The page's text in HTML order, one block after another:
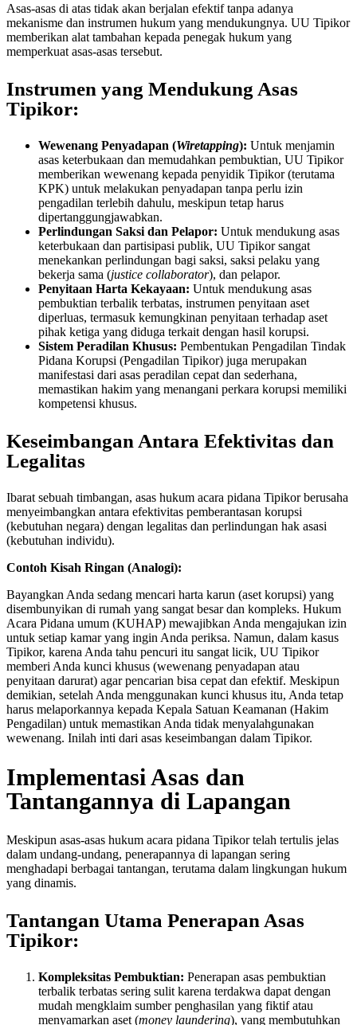
Asas-asas di atas tidak akan berjalan efektif tanpa adanya
mekanisme dan instrumen hukum yang mendukungnya. UU Tipikor
memberikan alat tambahan kepada penegak hukum yang
memperkuat asas-asas tersebut.
Instrumen yang Mendukung Asas
Tipikor:
Wewenang Penyadapan (Wiretapping): Untuk menjamin
asas keterbukaan dan memudahkan pembuktian, UU Tipikor
memberikan wewenang kepada penyidik Tipikor (terutama
KPK) untuk melakukan penyadapan tanpa perlu izin
pengadilan terlebih dahulu, meskipun tetap harus
dipertanggungjawabkan.
Perlindungan Saksi dan Pelapor: Untuk mendukung asas
keterbukaan dan partisipasi publik, UU Tipikor sangat
menekankan perlindungan bagi saksi, saksi pelaku yang
bekerja sama (justice collaborator), dan pelapor.
Penyitaan Harta Kekayaan: Untuk mendukung asas
pembuktian terbalik terbatas, instrumen penyitaan aset
diperluas, termasuk kemungkinan penyitaan terhadap aset
pihak ketiga yang diduga terkait dengan hasil korupsi.
Sistem Peradilan Khusus: Pembentukan Pengadilan Tindak
Pidana Korupsi (Pengadilan Tipikor) juga merupakan
manifestasi dari asas peradilan cepat dan sederhana,
memastikan hakim yang menangani perkara korupsi memiliki
kompetensi khusus.
Keseimbangan Antara Efektivitas dan
Legalitas
Ibarat sebuah timbangan, asas hukum acara pidana Tipikor berusaha
menyeimbangkan antara efektivitas pemberantasan korupsi
(kebutuhan negara) dengan legalitas dan perlindungan hak asasi
(kebutuhan individu).
Contoh Kisah Ringan (Analogi):
Bayangkan Anda sedang mencari harta karun (aset korupsi) yang
disembunyikan di rumah yang sangat besar dan kompleks. Hukum
Acara Pidana umum (KUHAP) mewajibkan Anda mengajukan izin
untuk setiap kamar yang ingin Anda periksa. Namun, dalam kasus
Tipikor, karena Anda tahu pencuri itu sangat licik, UU Tipikor
memberi Anda kunci khusus (wewenang penyadapan atau
penyitaan darurat) agar pencarian bisa cepat dan efektif. Meskipun
demikian, setelah Anda menggunakan kunci khusus itu, Anda tetap
harus melaporkannya kepada Kepala Satuan Keamanan (Hakim
Pengadilan) untuk memastikan Anda tidak menyalahgunakan
wewenang. Inilah inti dari asas keseimbangan dalam Tipikor.
Implementasi Asas dan
Tantangannya di Lapangan
Meskipun asas-asas hukum acara pidana Tipikor telah tertulis jelas
dalam undang-undang, penerapannya di lapangan sering
menghadapi berbagai tantangan, terutama dalam lingkungan hukum
yang dinamis.
Tantangan Utama Penerapan Asas
Tipikor:
Kompleksitas Pembuktian: Penerapan asas pembuktian
terbalik terbatas sering sulit karena terdakwa dapat dengan
mudah mengklaim sumber penghasilan yang fiktif atau
menyamarkan aset (money laundering), yang membutuhkan